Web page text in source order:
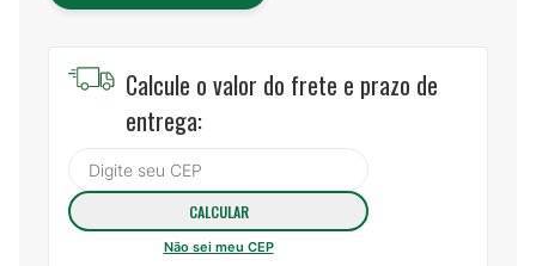
Calcule o valor do frete e prazo de
entrega:
Não sei meu CEP